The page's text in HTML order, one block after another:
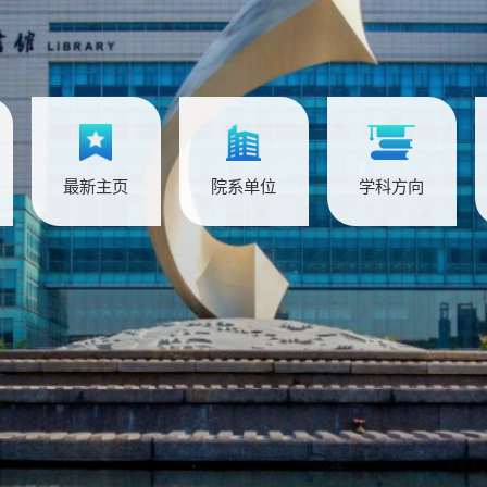
最新主页 院系单位 学科方向